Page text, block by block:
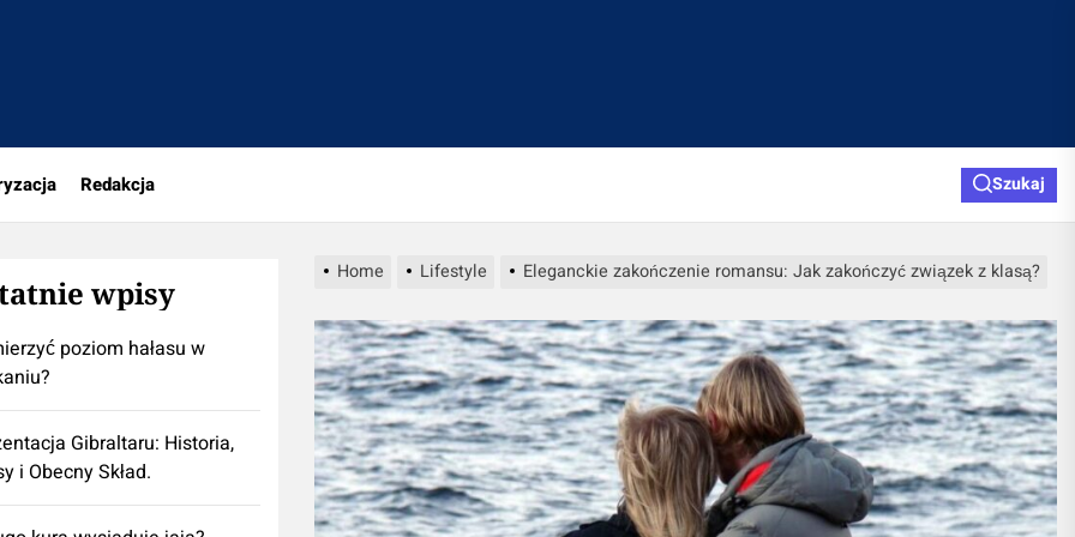
Redakcja Szukaj
Home Lifestyle Eleganckie zakończenie romansu: Jak zakończyć związek z klasą?
wpisy
poziom hałasu w
Gibraltaru: Historia,
i Obecny Skład.